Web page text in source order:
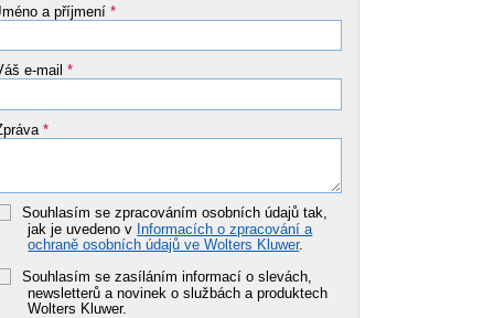
a příjmení*
e-mail*
*
Souhlasím se zpracováním osobních údajů tak,
jak je uvedeno v Informacích o zpracování a
ochraně osobních údajů ve Wolters Kluwer.
Souhlasím se zasíláním informací o slevách,
newsletterů a novinek o službách a produktech
Wolters Kluwer.